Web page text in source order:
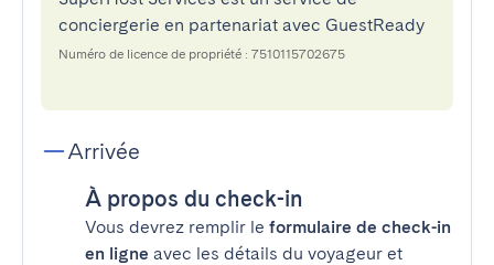
conciergerie en partenariat avec GuestReady
Numéro de licence de propriété : 7510115702675
Arrivée
À propos du check-in
Vous devrez remplir le formulaire de check-in
en ligne avec les détails du voyageur et